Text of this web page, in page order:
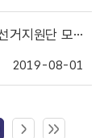
원단 모집 안내
2019-08-01